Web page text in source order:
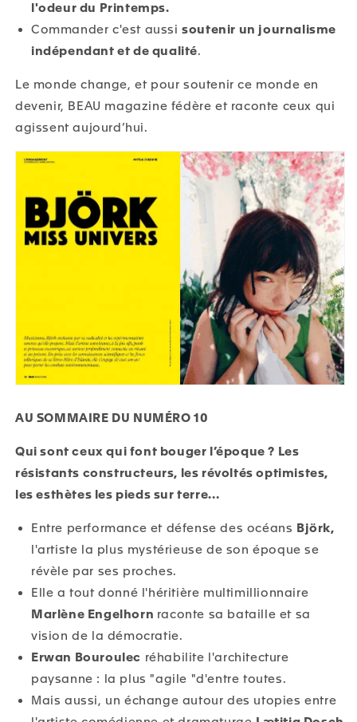
l'odeur du Printemps.
Commander c'est aussisoutenir un journalisme
indépendant et de qualité.
Le monde change, et pour soutenir ce monde en
devenir, BEAU magazine fédère et raconte ceux qui
agissent aujourd’hui.
AU SOMMAIRE DU NUMÉRO 10
Qui sont ceux qui font bouger l’époque ? Les
résistants constructeurs, les révoltés optimistes,
les esthètes les pieds sur terre…
Entre performance et défense des océans Björk,
l'artiste la plus mystérieuse de son époque se
révèle par ses proches.
Elle a tout donné l'héritière multimillionnaire
Marlène Engelhorn raconte sa bataille et sa
vision de la démocratie.
Erwan Bouroulec réhabilite l'architecture
paysanne : la plus "agile "d'entre toutes.
Mais aussi, un échange autour des utopies entre